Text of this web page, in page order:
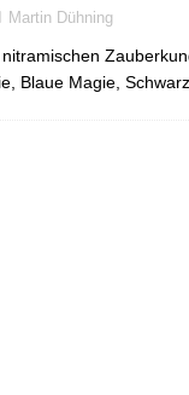
Martin Dühning
Blaue Magie,